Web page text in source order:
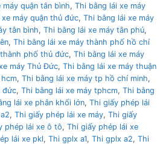
quận tân bình, Thi bằng lái xe máy
máy quận thủ đức, Thi bằng lái xe máy
tân bình, Thi bằng lái xe máy tân phú,
, Thi bằng lái xe máy thành phố hồ chí
phố thủ đức, Thi bằng lái xe máy
máy Thủ Đức, Thi bằng lái xe máy thuận
, Thi bằng lái xe máy tp hồ chí minh,
đức, Thi bằng lái xe máy tphcm, Thi bằng
lái xe phân khối lớn, Thi giấy phép lái
, Thi giấy phép lái xe máy, Thi giấy
phép lái xe ô tô, Thi giấy phép lái xe
lái xe pkl, Thi gplx a1, Thi gplx a2, Thi